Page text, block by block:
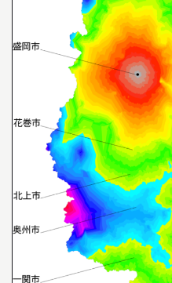
研究室について
INFORMATION
インフォメーション
就職や進学について
入試情報
アクセス
WEB MAGAZINE
WEBマガジン「SHUNKEN WEB」